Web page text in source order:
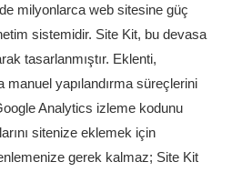
milyonlarca web sitesine güç
sistemidir. Site Kit, bu devasa
tasarlanmıştır. Eklenti,
yapılandırma süreçlerini
Analytics izleme kodunu
sitenize eklemek için
gerek kalmaz; Site Kit